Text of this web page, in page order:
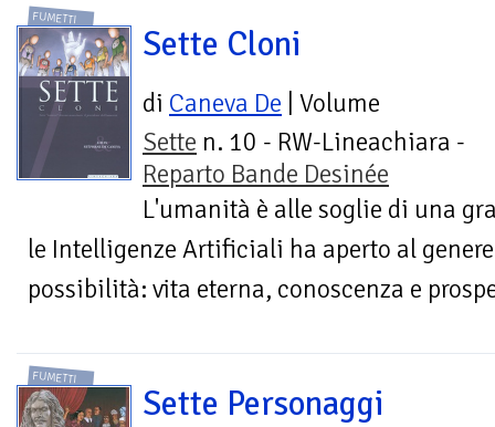
FUMETTI
Sette Cloni
di Caneva De | Volume
Sette n. 10 - RW-Lineachiara -
Reparto Bande Desinée
L'umanità è alle soglie di una
le Intelligenze Artificiali ha aperto al
possibilità: vita eterna, conoscenza e
FUMETTI
Sette Personaggi